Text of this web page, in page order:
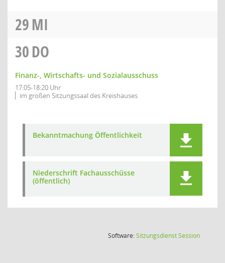
29MI
30DO
Finanz-, Wirtschafts- und Sozialausschuss
17:05-18:20 Uhr
im großen Sitzungssaal des Kreishauses
Bekanntmachung Öffentlichkeit
Niederschrift Fachausschüsse
(öffentlich)
Software:SitzungsdienstSession(Wird in